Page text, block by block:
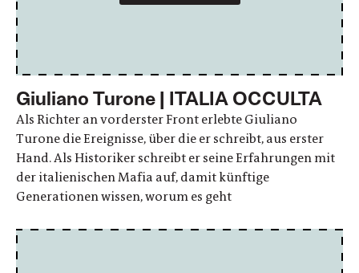
Giuliano Turone | ITALIA OCCULTA
Als Richter an vorderster Front erlebte Giuliano
Turone die Ereignisse, über die er schreibt, aus erster
Hand. Als Historiker schreibt er seine Erfahrungen mit
der italienischen Mafia auf, damit künftige
Generationen wissen, worum es geht